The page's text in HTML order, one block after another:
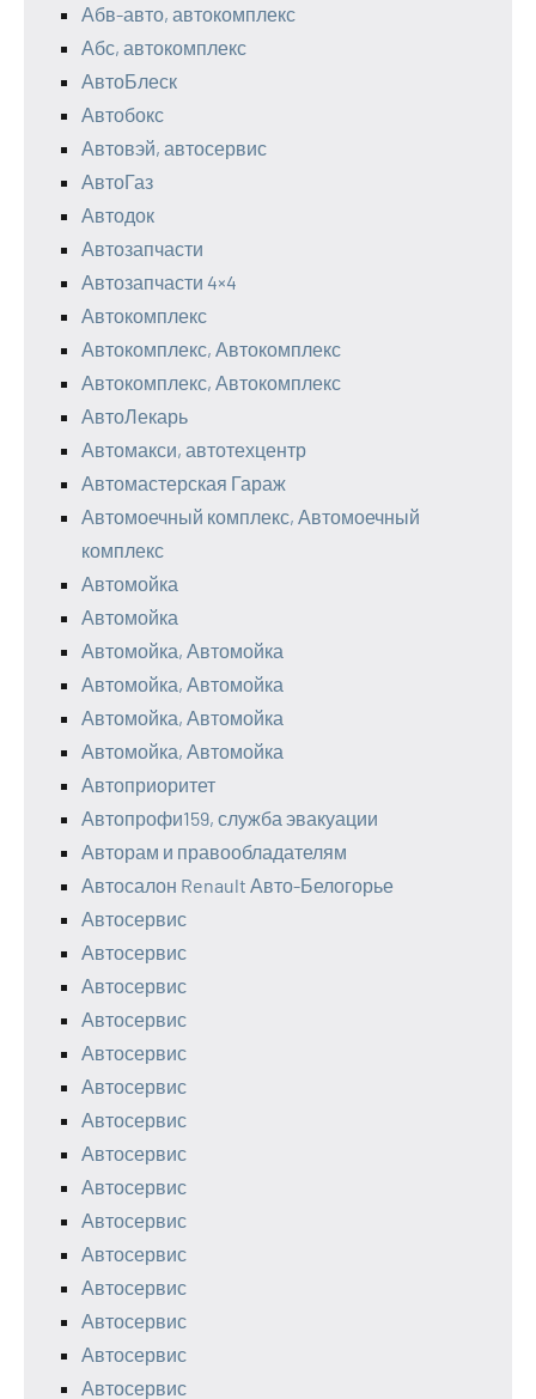
Абв-авто, автокомплекс
Абс, автокомплекс
АвтоБлеск
Автобокс
Автовэй, автосервис
АвтоГаз
Автодок
Автозапчасти
Автозапчасти 4×4
Автокомплекс
Автокомплекс, Автокомплекс
Автокомплекс, Автокомплекс
АвтоЛекарь
Автомакси, автотехцентр
Автомастерская Гараж
Автомоечный комплекс, Автомоечный
комплекс
Автомойка
Автомойка
Автомойка, Автомойка
Автомойка, Автомойка
Автомойка, Автомойка
Автомойка, Автомойка
Автоприоритет
Автопрофи159, служба эвакуации
Авторам и правообладателям
Автосалон Renault Авто-Белогорье
Автосервис
Автосервис
Автосервис
Автосервис
Автосервис
Автосервис
Автосервис
Автосервис
Автосервис
Автосервис
Автосервис
Автосервис
Автосервис
Автосервис
Автосервис